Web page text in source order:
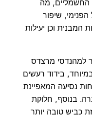
החשמליים, מה
שיפור
המבנית וכן יעילות
למהנדסי מרצדס
בידוד רעשים
נסיעה המאפיינת
בנוסף, חלוקת
כביש טובה יותר